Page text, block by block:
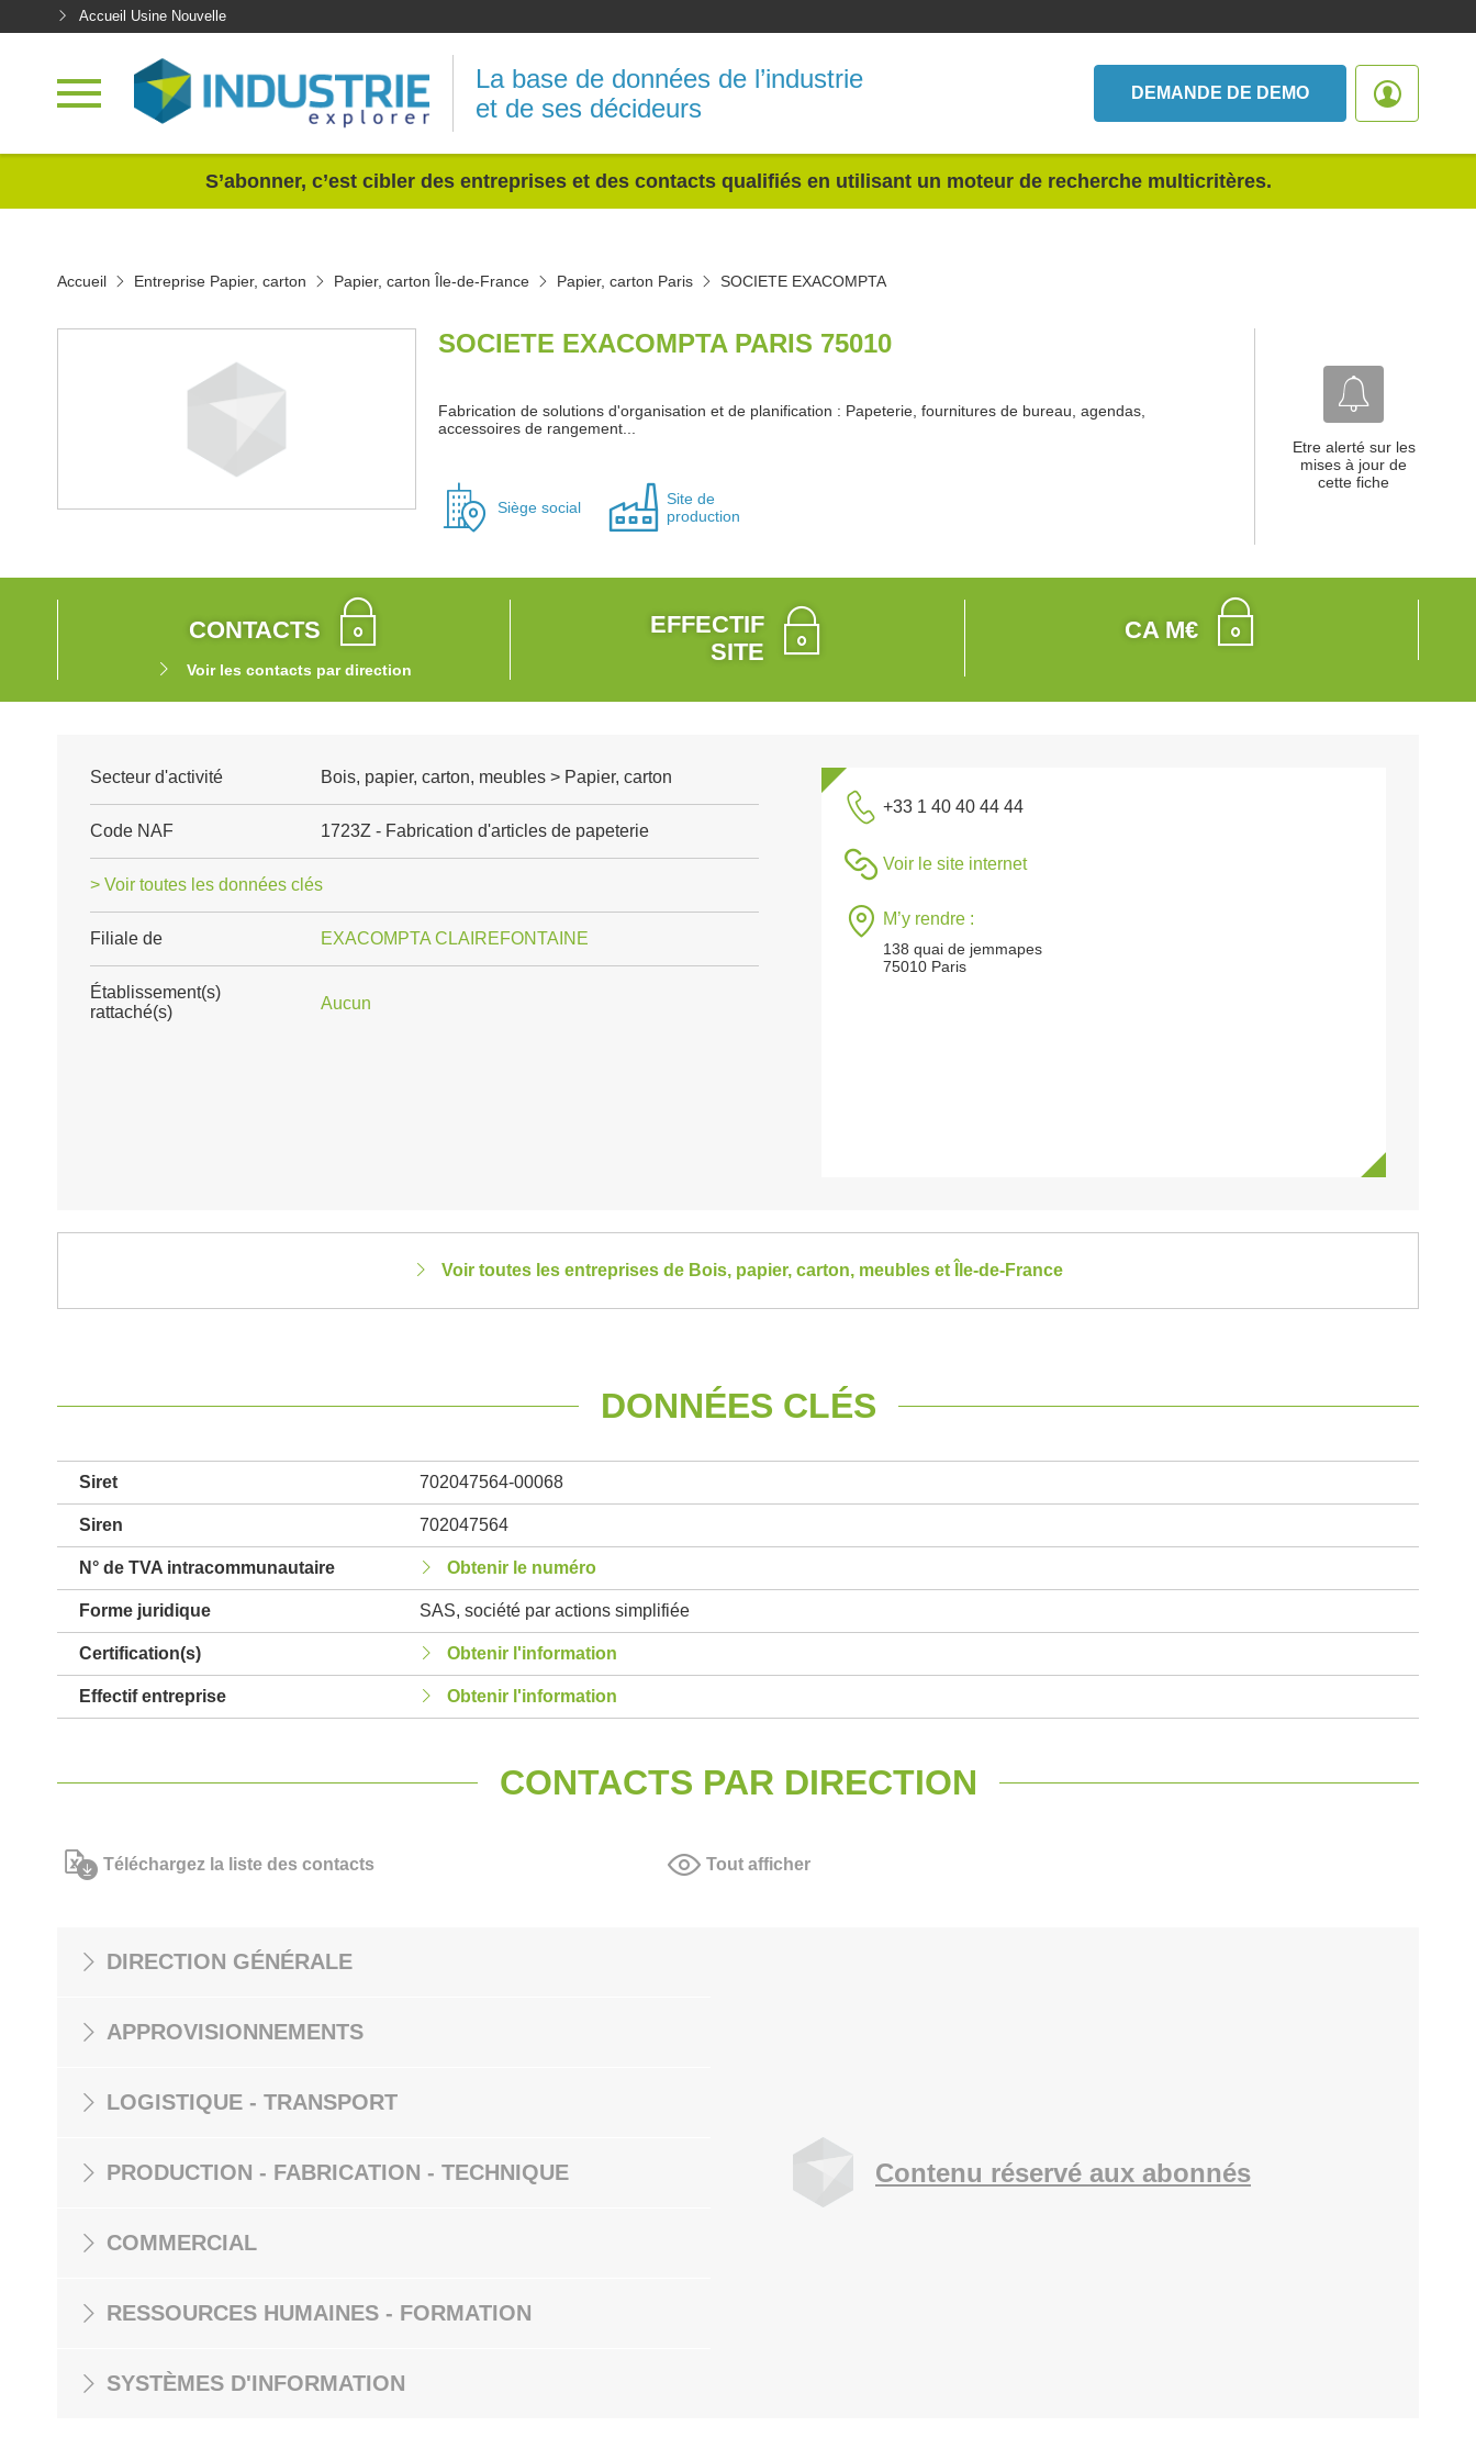
Accueil Usine Nouvelle
La base de données de l’industrie
et de ses décideurs
DEMANDE DE DEMO
S’abonner, c’est cibler des entreprises et des contacts qualifiés en utilisant un moteur de recherche multicritères.
Accueil Entreprise Papier, carton Papier, carton Île-de-France Papier, carton Paris SOCIETE EXACOMPTA
SOCIETE EXACOMPTA PARIS 75010
Fabrication de solutions d'organisation et de planification : Papeterie, fournitures de bureau, agendas,
accessoires de rangement...
Siège social
Site de
production
Etre alerté sur les
mises à jour de
cette fiche
CONTACTS
Voir les contacts par direction
EFFECTIF
SITE
CA M€
Secteur d'activité Bois, papier, carton, meubles > Papier, carton
Code NAF 1723Z - Fabrication d'articles de papeterie
> Voir toutes les données clés
Filiale de EXACOMPTA CLAIREFONTAINE
Établissement(s)
rattaché(s)
Aucun
+33 1 40 40 44 44
Voir le site internet
M’y rendre :
138 quai de jemmapes
75010 Paris
Voir toutes les entreprises de Bois, papier, carton, meubles et Île-de-France
DONNÉES CLÉS
Siret 702047564-00068
Siren 702047564
N° de TVA intracommunautaire Obtenir le numéro
Forme juridique SAS, société par actions simplifiée
Certification(s) Obtenir l'information
Effectif entreprise Obtenir l'information
CONTACTS PAR DIRECTION
Téléchargez la liste des contacts Tout afficher
DIRECTION GÉNÉRALE
APPROVISIONNEMENTS
LOGISTIQUE - TRANSPORT
PRODUCTION - FABRICATION - TECHNIQUE
COMMERCIAL
RESSOURCES HUMAINES - FORMATION
SYSTÈMES D'INFORMATION
Contenu réservé aux abonnés